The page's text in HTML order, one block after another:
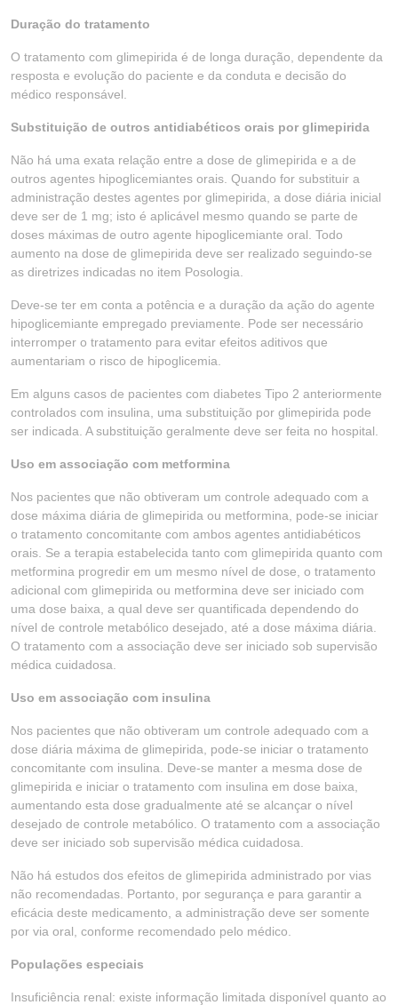
Duração do tratamento
O tratamento com glimepirida é de longa duração, dependente da
resposta e evolução do paciente e da conduta e decisão do
médico responsável.
Substituição de outros antidiabéticos orais por glimepirida
Não há uma exata relação entre a dose de glimepirida e a de
outros agentes hipoglicemiantes orais. Quando for substituir a
administração destes agentes por glimepirida, a dose diária inicial
deve ser de 1 mg; isto é aplicável mesmo quando se parte de
doses máximas de outro agente hipoglicemiante oral. Todo
aumento na dose de glimepirida deve ser realizado seguindo-se
as diretrizes indicadas no item Posologia.
Deve-se ter em conta a potência e a duração da ação do agente
hipoglicemiante empregado previamente. Pode ser necessário
interromper o tratamento para evitar efeitos aditivos que
aumentariam o risco de hipoglicemia.
Em alguns casos de pacientes com diabetes Tipo 2 anteriormente
controlados com insulina, uma substituição por glimepirida pode
ser indicada. A substituição geralmente deve ser feita no hospital.
Uso em associação com metformina
Nos pacientes que não obtiveram um controle adequado com a
dose máxima diária de glimepirida ou metformina, pode-se iniciar
o tratamento concomitante com ambos agentes antidiabéticos
orais. Se a terapia estabelecida tanto com glimepirida quanto com
metformina progredir em um mesmo nível de dose, o tratamento
adicional com glimepirida ou metformina deve ser iniciado com
uma dose baixa, a qual deve ser quantificada dependendo do
nível de controle metabólico desejado, até a dose máxima diária.
O tratamento com a associação deve ser iniciado sob supervisão
médica cuidadosa.
Uso em associação com insulina
Nos pacientes que não obtiveram um controle adequado com a
dose diária máxima de glimepirida, pode-se iniciar o tratamento
concomitante com insulina. Deve-se manter a mesma dose de
glimepirida e iniciar o tratamento com insulina em dose baixa,
aumentando esta dose gradualmente até se alcançar o nível
desejado de controle metabólico. O tratamento com a associação
deve ser iniciado sob supervisão médica cuidadosa.
Não há estudos dos efeitos de glimepirida administrado por vias
não recomendadas. Portanto, por segurança e para garantir a
eficácia deste medicamento, a administração deve ser somente
por via oral, conforme recomendado pelo médico.
Populações especiais
Insuficiência renal: existe informação limitada disponível quanto ao